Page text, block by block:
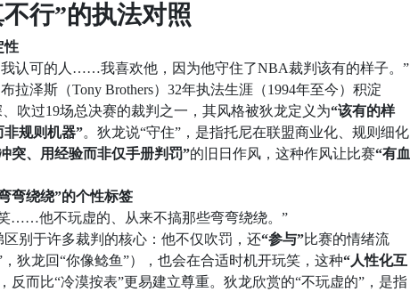
行”的执法对照
性
认可的人……我喜欢他，因为他守住了NBA裁判该有的样子。”
拉泽斯（Tony Brothers）32年执法生涯（1994年至今）积淀
吹过19场总决赛的裁判之一，其风格被狄龙定义为“该有的样
非规则机器”。狄龙说“守住”，是指托尼在联盟商业化、规则细化
突、用经验而非仅手册判罚”的旧日作风，这种作风让比赛“有血
弯绕绕”的个性标签
……他不玩虚的、从来不搞那些弯弯绕绕。”
别于许多裁判的核心：他不仅吹罚，还“参与”比赛的情绪流
狄龙回“你像鲶鱼”），也会在合适时机开玩笑，这种“人性化互
，反而比“冷漠按表”更易建立尊重。狄龙欣赏的“不玩虚的”，是指